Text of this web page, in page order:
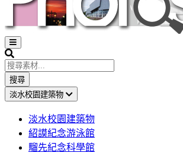
Open
sidebar
Search
搜尋
淡水校園建築物
淡水校園建築物
紹謨紀念游泳館
騮先紀念科學館